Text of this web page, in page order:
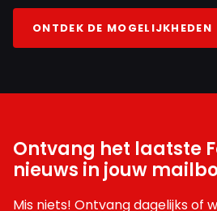
ONTDEK DE MOGELIJKHEDEN
Ontvang het laatste
nieuws in jouw
Mis niets! Ontvang dagelijks of